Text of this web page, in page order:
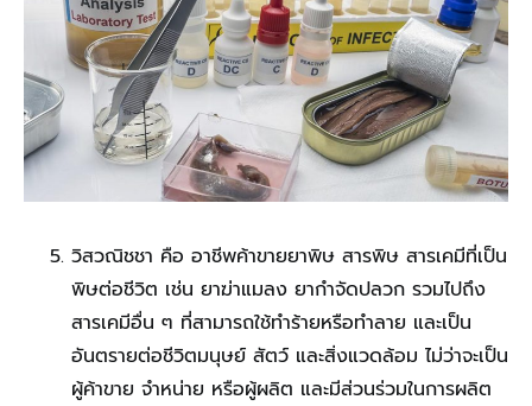
วิสวณิชชา คือ อาชีพค้าขายยาพิษ สารพิษ สารเคมีที่เป็น
พิษต่อชีวิต เช่น ยาฆ่าแมลง ยากำจัดปลวก รวมไปถึง
สารเคมีอื่น ๆ ที่สามารถใช้ทำร้ายหรือทำลาย และเป็น
อันตรายต่อชีวิตมนุษย์ สัตว์ และสิ่งแวดล้อม ไม่ว่าจะเป็น
ผู้ค้าขาย จำหน่าย หรือผู้ผลิต และมีส่วนร่วมในการผลิต